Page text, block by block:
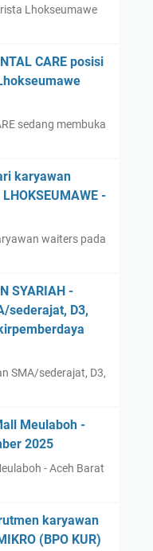
Lhokseumawe
CARE posisi
sedang membuka
karyawan
-
waiters pada
SYARIAH -
sederajat, D3,
SMA/sederajat, D3,
Meulaboh -
2025
- Aceh Barat
karyawan
(BPO KUR)